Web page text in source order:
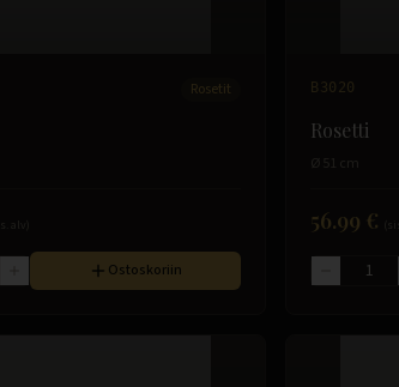
Rosetit
Ostoskoriin
B3020
Rosetti
Ø 51 cm
56.99 €